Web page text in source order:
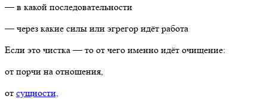
— в какой последовательности
— через какие силы или эгрегор идёт работа
Если это чистка — то от чего именно идёт очищение:
от порчи на отношения,
от сущности,